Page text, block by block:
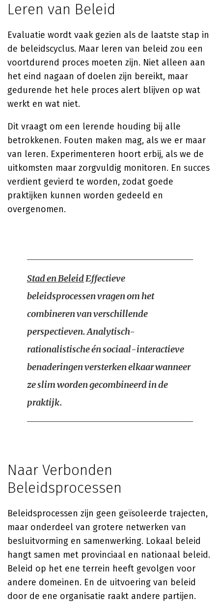
Leren van Beleid
Evaluatie wordt vaak gezien als de laatste stap in
de beleidscyclus. Maar leren van beleid zou een
voortdurend proces moeten zijn. Niet alleen aan
het eind nagaan of doelen zijn bereikt, maar
gedurende het hele proces alert blijven op wat
werkt en wat niet.
Dit vraagt om een lerende houding bij alle
betrokkenen. Fouten maken mag, als we er maar
van leren. Experimenteren hoort erbij, als we de
uitkomsten maar zorgvuldig monitoren. En succes
verdient gevierd te worden, zodat goede
praktijken kunnen worden gedeeld en
overgenomen.
Stad en BeleidEffectieve
beleidsprocessen vragen om het
combineren van verschillende
perspectieven. Analytisch-
rationalistische én sociaal-interactieve
benaderingen versterken elkaar wanneer
ze slim worden gecombineerd in de
praktijk.
Naar Verbonden
Beleidsprocessen
Beleidsprocessen zijn geen geïsoleerde trajecten,
maar onderdeel van grotere netwerken van
besluitvorming en samenwerking. Lokaal beleid
hangt samen met provinciaal en nationaal beleid.
Beleid op het ene terrein heeft gevolgen voor
andere domeinen. En de uitvoering van beleid
door de ene organisatie raakt andere partijen.